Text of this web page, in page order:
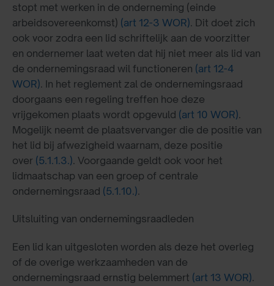
stopt met werken in de onderneming (einde
arbeidsovereenkomst) (art 12-3 WOR). Dit doet zich
ook voor zodra een lid schriftelijk aan de voorzitter
en ondernemer laat weten dat hij niet meer als lid van
de ondernemingsraad wil functioneren (art 12-4
WOR). In het reglement zal de ondernemingsraad
doorgaans een regeling treffen hoe deze
vrijgekomen plaats wordt opgevuld (art 10 WOR).
Mogelijk neemt de plaatsvervanger die de positie van
het lid bij afwezigheid waarnam, deze positie
over (5.1.1.3.). Voorgaande geldt ook voor het
lidmaatschap van een groep of centrale
ondernemingsraad (5.1.10.).
Uitsluiting van ondernemingsraadleden
Een lid kan uitgesloten worden als deze het overleg
of de overige werkzaamheden van de
ondernemingsraad ernstig belemmert (art 13 WOR).